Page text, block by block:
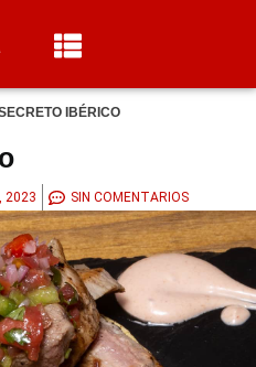
IBÉRICO
2023 SIN COMENTARIOS